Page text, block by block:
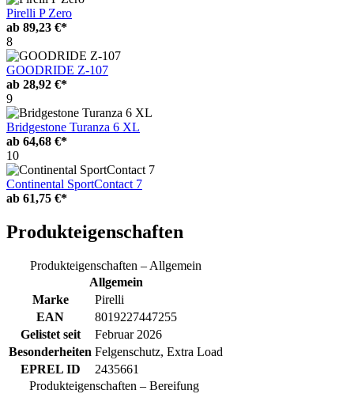
Pirelli P Zero
ab 89,23 €*
8
GOODRIDE Z-107
ab 28,92 €*
9
Bridgestone Turanza 6 XL
ab 64,68 €*
10
Continental SportContact 7
ab 61,75 €*
Produkteigenschaften
Produkteigenschaften – Allgemein
Allgemein
Marke
Pirelli
EAN
8019227447255
Gelistet seit
Februar 2026
Besonderheiten Felgenschutz, Extra Load
EPREL ID
2435661
Produkteigenschaften – Bereifung